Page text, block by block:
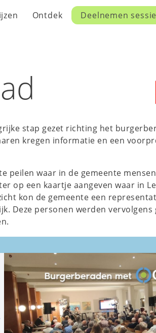
Ontdek Deelnemen sessie
stap gezet richting het
kregen informatie en een
peilen waar in de gemeente
op een kaartje aangeven waar in
kon de gemeente een
Deze personen werden vervolgens